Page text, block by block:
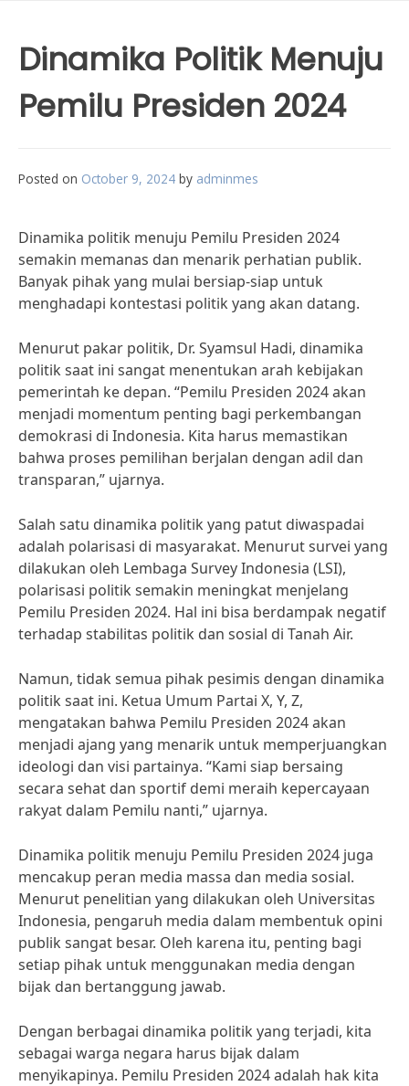
Dinamika Politik Menuju
Pemilu Presiden 2024
Posted on October 9, 2024 by adminmes
Dinamika politik menuju Pemilu Presiden 2024
semakin memanas dan menarik perhatian publik.
Banyak pihak yang mulai bersiap-siap untuk
menghadapi kontestasi politik yang akan datang.
Menurut pakar politik, Dr. Syamsul Hadi, dinamika
politik saat ini sangat menentukan arah kebijakan
pemerintah ke depan. “Pemilu Presiden 2024 akan
menjadi momentum penting bagi perkembangan
demokrasi di Indonesia. Kita harus memastikan
bahwa proses pemilihan berjalan dengan adil dan
transparan,” ujarnya.
Salah satu dinamika politik yang patut diwaspadai
adalah polarisasi di masyarakat. Menurut survei yang
dilakukan oleh Lembaga Survey Indonesia (LSI),
polarisasi politik semakin meningkat menjelang
Pemilu Presiden 2024. Hal ini bisa berdampak negatif
terhadap stabilitas politik dan sosial di Tanah Air.
Namun, tidak semua pihak pesimis dengan dinamika
politik saat ini. Ketua Umum Partai X, Y, Z,
mengatakan bahwa Pemilu Presiden 2024 akan
menjadi ajang yang menarik untuk memperjuangkan
ideologi dan visi partainya. “Kami siap bersaing
secara sehat dan sportif demi meraih kepercayaan
rakyat dalam Pemilu nanti,” ujarnya.
Dinamika politik menuju Pemilu Presiden 2024 juga
mencakup peran media massa dan media sosial.
Menurut penelitian yang dilakukan oleh Universitas
Indonesia, pengaruh media dalam membentuk opini
publik sangat besar. Oleh karena itu, penting bagi
setiap pihak untuk menggunakan media dengan
bijak dan bertanggung jawab.
Dengan berbagai dinamika politik yang terjadi, kita
sebagai warga negara harus bijak dalam
menyikapinya. Pemilu Presiden 2024 adalah hak kita